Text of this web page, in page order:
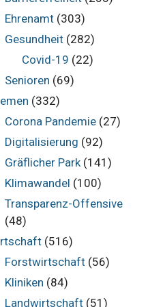
Ehrenamt(303)
Gesundheit(282)
Covid-19 (22)
Senioren (69)
(332)
Corona Pandemie(27)
Digitalisierung (92)
Gräflicher Park(141)
Klimawandel (100)
Transparenz-Offensive
(48)
(516)
Forstwirtschaft(56)
Kliniken (84)
Landwirtschaft(51)